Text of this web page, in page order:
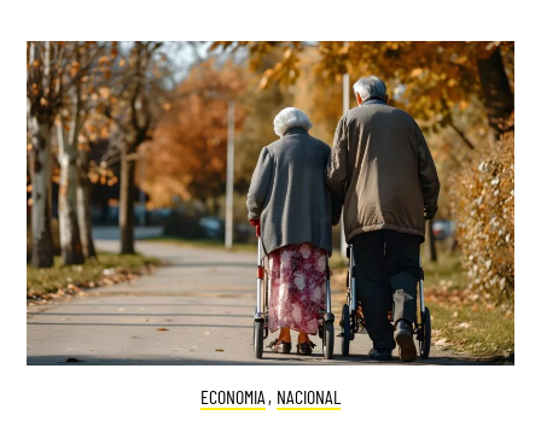
ECONOMIA , NACIONAL